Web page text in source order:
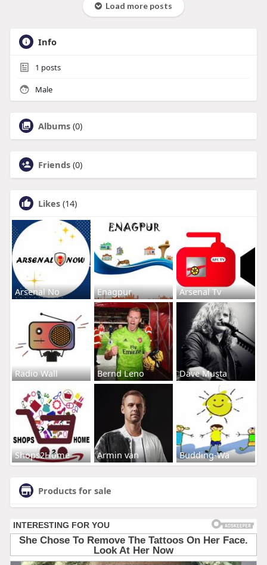
Load more posts
Info
1 posts
Male
Albums (0)
Friends (0)
Likes (14)
Arsenal No Enagpur Arsenal Tv
Radio Wall Bernd Leno Dave Musta
Shops2Home Armin van Budding-Wa
Products for sale